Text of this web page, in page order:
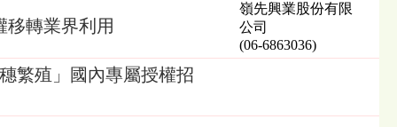
移轉業界利用
嶺先興業股份有限
公司
(06-6863036)
繁殖」國內專屬授權招